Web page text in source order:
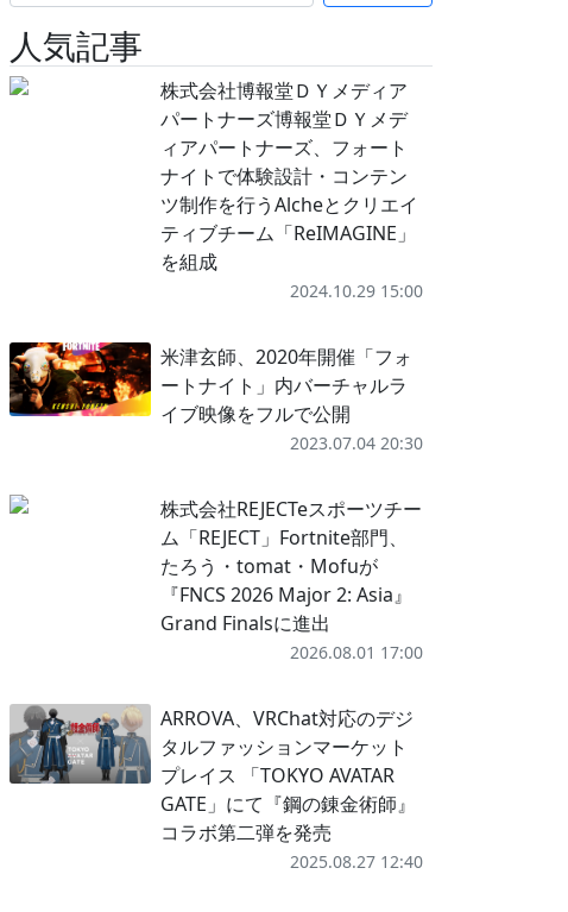
人気記事
株式会社博報堂ＤＹメディア
パートナーズ博報堂ＤＹメデ
ィアパートナーズ、フォート
ナイトで体験設計・コンテン
ツ制作を行うAlcheとクリエイ
ティブチーム「ReIMAGINE」
を組成
2024.10.29 15:00
米津玄師、2020年開催「フォ
ートナイト」内バーチャルラ
イブ映像をフルで公開
2023.07.04 20:30
株式会社REJECTeスポーツチー
ム「REJECT」Fortnite部門、
たろう・tomat・Mofuが
『FNCS 2026 Major 2: Asia』
Grand Finalsに進出
2026.08.01 17:00
ARROVA、VRChat対応のデジ
タルファッションマーケット
プレイス 「TOKYO AVATAR
GATE」にて『鋼の錬金術師』
コラボ第二弾を発売
2025.08.27 12:40